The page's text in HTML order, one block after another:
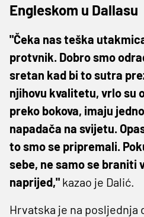
Engleskom u Dallasu
"Čeka nas teška
protvnik. Dobro smo
sretan kad bi to sutra
njihovu kvalitetu, vrlo su
preko bokova, imaju
napadača na svijetu.
to smo se pripremali.
sebe, ne samo se braniti
naprijed," kazao je Dalić.
Hrvatska je na posljednja